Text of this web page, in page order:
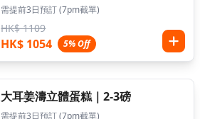
需提前3日預訂 (7pm截單)
HK$ 1109
HK$ 1054 5% Off
大耳姜濤立體蛋糕｜2-3磅
需提前3日預訂 (7pm截單)